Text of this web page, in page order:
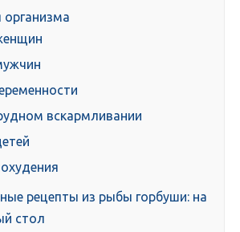
вскармливании
рецепты из рыбы горбуши: на
стол